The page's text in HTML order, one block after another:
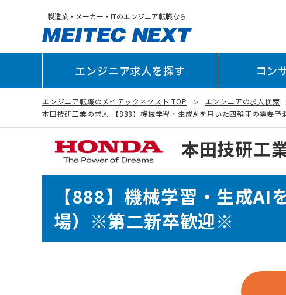
製造業・メーカー・ITのエンジニア転職なら
エンジニア求人を探す コン
エンジニア転職のメイテックネクスト TOP エンジニアの求人検索
本田技研工業の求人 【888】機械学習・生成AIを用いた四輪車の需
本田技研工
【888】機械学習・生成
場）※第二新卒歓迎※